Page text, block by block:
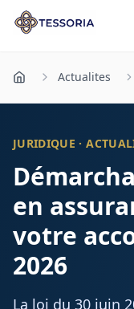
Aller au contenu
Actualites
JURIDIQUE ·
en
votre
2026
La loi du 30 juin